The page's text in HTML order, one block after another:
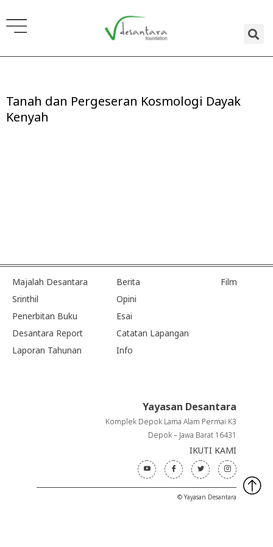
ke
konten
Tanah dan Pergeseran Kosmologi Dayak
Kenyah
Majalah Desantara
Srinthil
Penerbitan Buku
Desantara Report
Laporan Tahunan
Berita
Opini
Esai
Catatan Lapangan
Info
Film
Yayasan Desantara
Komplek Depok Lama Alam Permai K3
Depok – Jawa Barat 16431
IKUTI KAMI
© Yayasan Desantara